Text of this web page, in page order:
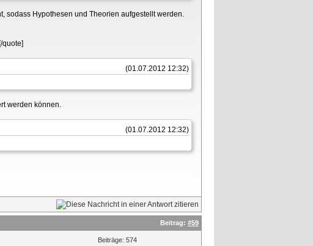
sodass Hypothesen und Theorien aufgestellt werden.
quote]
(01.07.2012 12:32)
werden können.
(01.07.2012 12:32)
Beitrag: #59
Beiträge: 574